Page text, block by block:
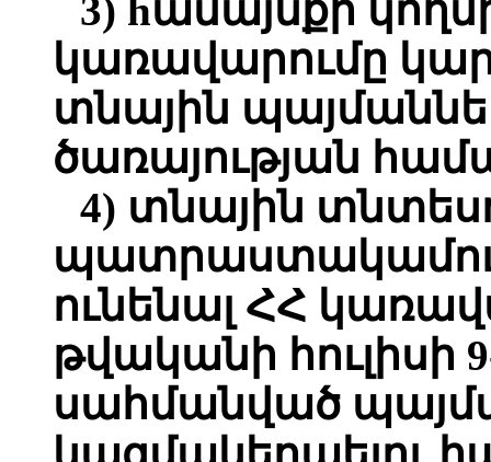
3) hամայնքի
կառավարումը
տնային
ծառայության
4) տնային
ունենալ ՀՀ
թվականի հուլիսի
սահմանված